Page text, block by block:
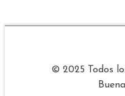
© 2025 Todos